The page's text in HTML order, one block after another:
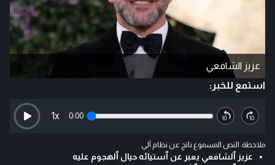
عزيز الشافعي
استمع للخبر:
0:00
1x
ملاحظة: النص المسموع ناتج عن نظام آلي
عزيز ٱلشافعي يعبر عن ٱستيائه حيال ٱلهجوم عليه